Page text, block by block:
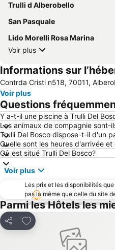
Trulli d Alberobello
San Pasquale
Lido Morelli Rosa Marina
Voir plus
Informations sur
Contrda Cristi n518, 70011,
Voir plus
Questions
Y a-t-il une piscine à Trulli Del
Les animaux de compagnie sont-
Trulli Del Bosco dispose-t-il d'un
Quelle sont les heures d'arrivée
Où est situé Trulli Del Bosco?
Voir plus
Les prix et les disponibilités
pas la même que celle du site
Parmi les Hôtels les
Partager
Ajouter à mes favoris